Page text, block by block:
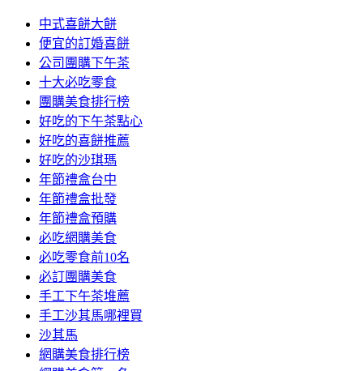
中式喜餅大餅
便宜的訂婚喜餅
公司團購下午茶
十大必吃零食
團購美食排行榜
好吃的下午茶點心
好吃的喜餅推薦
好吃的沙琪瑪
年節禮盒台中
年節禮盒批發
年節禮盒預購
必吃網購美食
必吃零食前10名
必訂團購美食
手工下午茶堆薦
手工沙其馬哪裡買
沙其馬
網購美食排行榜